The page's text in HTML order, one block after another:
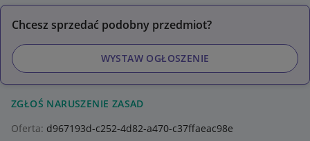
Chcesz sprzedać podobny przedmiot?
WYSTAW OGŁOSZENIE
ZGŁOŚ NARUSZENIE ZASAD
Oferta: d967193d-c252-4d82-a470-c37ffaeac98e